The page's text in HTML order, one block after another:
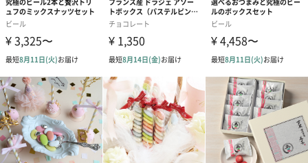
注意
～美味しくお召し上がりいただくための注意点～
※選別には十分注意しておりますが稀に製品中に弾け
ていないポップコーン(不発のコーン)が混ざる場合が
ございます。
不発のコーンは大変硬く歯や歯茎を傷める可能性がご
ざいますので、お召し上がりにならないようご注意く
ださい。
備考
※モニターにより、色の見え方が実際の商品と異なる
ことがございますがご了承下さい。
※ご注文が集中した場合など、発送が遅れたり、在庫
切れで販売できなくなる可能性がございますのでご了
承ください。